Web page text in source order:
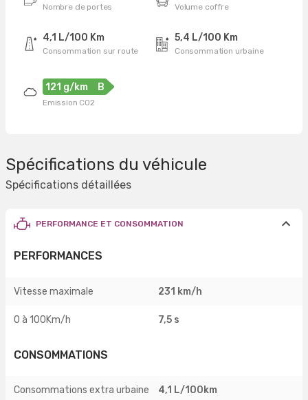
Nombre de portes Volume coffre
4,1 L/100 Km
Consommation sur route
5,4 L/100 Km
Consommation urbaine
121 g/km B
Emission CO2
Spécifications du véhicule
Spécifications détaillées
PERFORMANCE ET CONSOMMATION
PERFORMANCES
Vitesse maximale 231 km/h
0 à 100Km/h 7,5 s
CONSOMMATIONS
Consommations extra urbaine 4,1 L/100km